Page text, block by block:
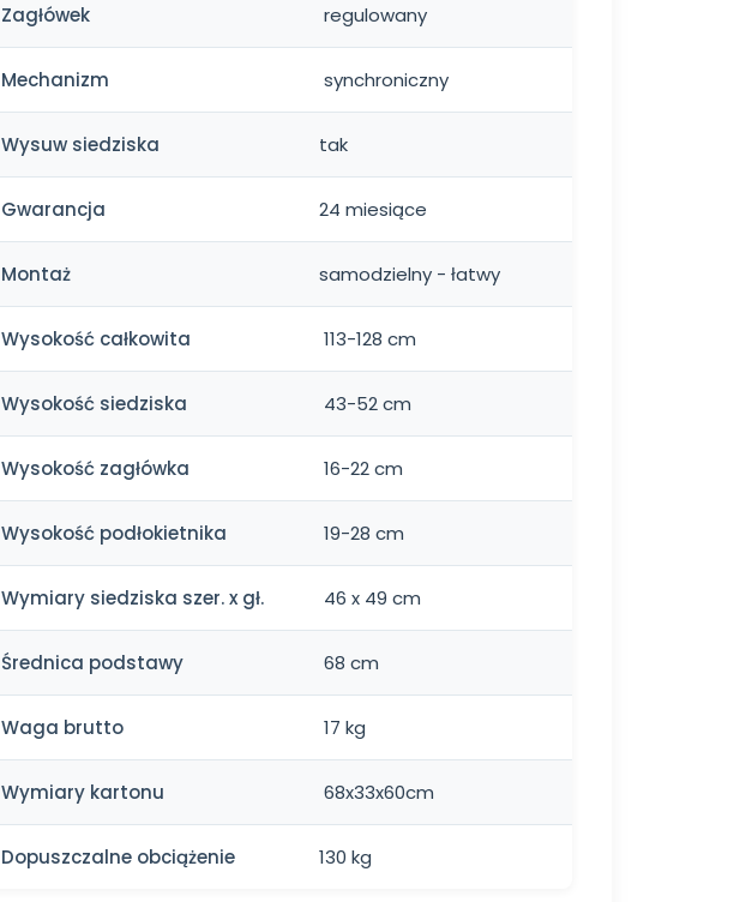
Zagłówek regulowany
Mechanizm synchroniczny
Wysuw siedziska tak
Gwarancja 24 miesiące
Montaż samodzielny - łatwy
Wysokość całkowita 113-128 cm
Wysokość siedziska 43-52 cm
Wysokość zagłówka 16-22 cm
Wysokość podłokietnika 19-28 cm
Wymiary siedziska szer. x gł. 46 x 49 cm
Średnica podstawy 68 cm
Waga brutto 17 kg
Wymiary kartonu 68x33x60cm
Dopuszczalne obciążenie 130 kg